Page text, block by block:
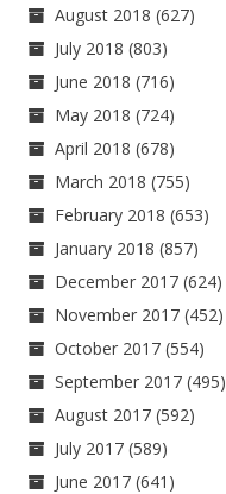
August 2018 (627)
July 2018 (803)
June 2018 (716)
May 2018 (724)
April 2018 (678)
March 2018 (755)
February 2018 (653)
January 2018 (857)
December 2017 (624)
November 2017 (452)
October 2017 (554)
September 2017 (495)
August 2017 (592)
July 2017 (589)
June 2017 (641)